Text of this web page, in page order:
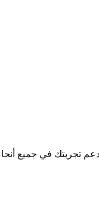
تجربتك في جميع